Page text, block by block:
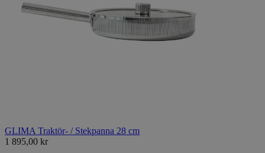
GLIMA Traktör- / Stekpanna 28 cm
1 895,00 kr